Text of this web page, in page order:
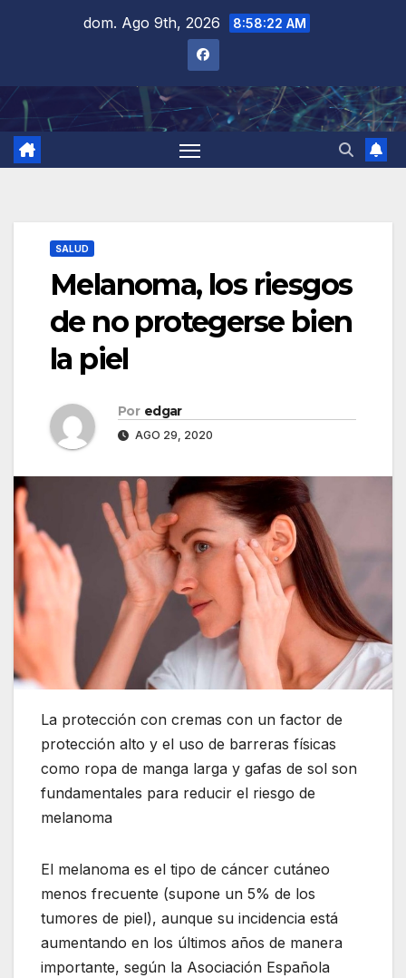
dom. Ago 9th, 2026 8:58:23 AM
SALUD
Melanoma, los riesgos
de no protegerse bien
la piel
Por edgar
AGO 29, 2020
La protección con cremas con un factor de
protección alto y el uso de barreras físicas
como ropa de manga larga y gafas de sol son
fundamentales para reducir el riesgo de
melanoma
El melanoma es el tipo de cáncer cutáneo
menos frecuente (supone un 5% de los
tumores de piel), aunque su incidencia está
aumentando en los últimos años de manera
importante, según la Asociación Española